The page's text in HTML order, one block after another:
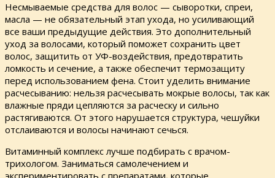
Несмываемые средства для волос — сыворотки, спреи,
масла — не обязательный этап ухода, но усиливающий
все ваши предыдущие действия. Это дополнительный
уход за волосами, который поможет сохранить цвет
волос, защитить от УФ-воздействия, предотвратить
ломкость и сечение, а также обеспечит термозащиту
перед использованием фена. Стоит уделить внимание
расчесыванию: нельзя расчесывать мокрые волосы, так как
влажные пряди цепляются за расческу и сильно
растягиваются. От этого нарушается структура, чешуйки
отслаиваются и волосы начинают сечься.
Витаминный комплекс лучше подбирать с врачом-
трихологом. Заниматься самолечением и